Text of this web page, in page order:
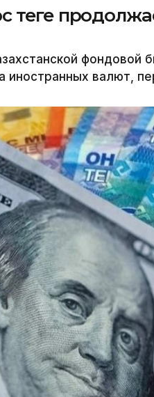
теңге
фондовой
иностранных валют,